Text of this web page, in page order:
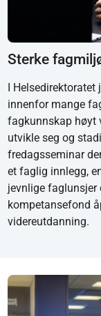
Sterke
I
innenfor mange
fagkunnskap høyt
utvikle seg og
fredagsseminar
et faglig innlegg,
jevnlige faglunsjer
kompetansefond
videreutdanning.